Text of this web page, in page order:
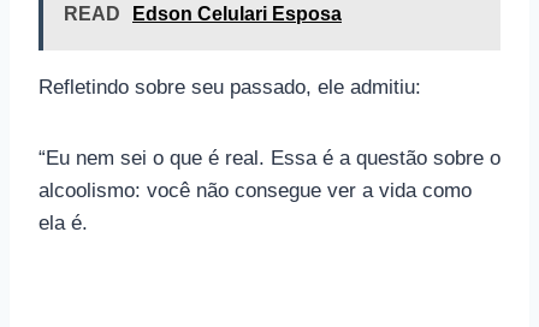
READ Edson Celulari Esposa
Refletindo sobre seu passado, ele admitiu:
“Eu nem sei o que é real. Essa é a questão sobre o
alcoolismo: você não consegue ver a vida como
ela é.